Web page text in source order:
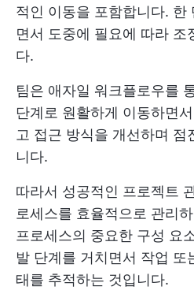
적인 이동을 포함합니다. 한
면서 도중에 필요에 따라 조
다.
팀은 애자일 워크플로우를
단계로 원활하게 이동하면
고 접근 방식을 개선하며 점
니다.
따라서 성공적인 프로젝트
로세스를 효율적으로 관리
프로세스의 중요한 구성 요
발 단계를 거치면서 작업 또
태를 추적하는 것입니다.